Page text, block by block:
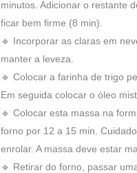
minutos. Adicionar o restante
ficar bem firme (8 min).
🔹 Incorporar as claras em
manter a leveza.
🔹 Colocar a farinha de trigo
Em seguida colocar o óleo
🔹 Colocar esta massa na
forno por 12 a 15 min.
enrolar. A massa deve estar
🔹 Retirar do forno, passar